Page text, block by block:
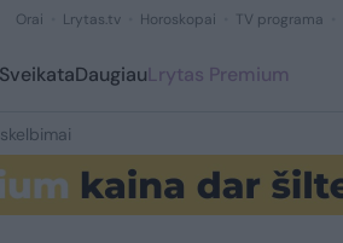
Orai Lrytas.tv Horoskopai TV programa
SveikataDaugiauLrytas Premium